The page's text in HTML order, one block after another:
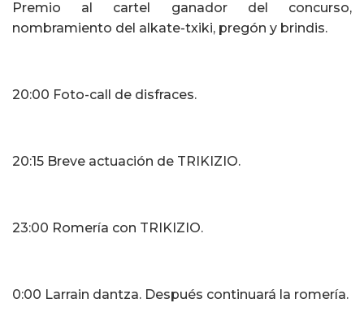
Premio al cartel ganador del concurso,
nombramiento del alkate-txiki, pregón y brindis.
20:00 Foto-call de disfraces.
20:15 Breve actuación de TRIKIZIO.
23:00 Romería con TRIKIZIO.
0:00 Larrain dantza. Después continuará la romería.